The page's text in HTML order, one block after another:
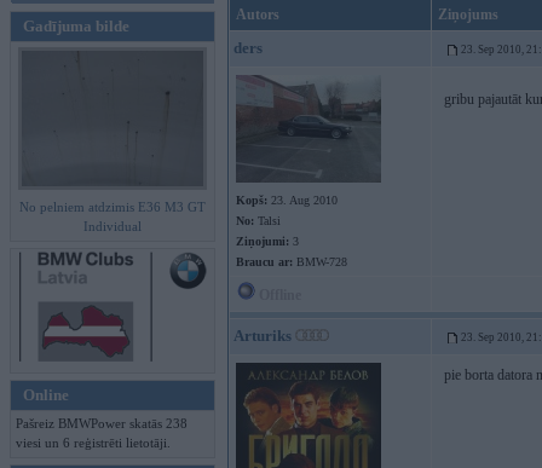
Gadījuma bilde
No pelniem atdzimis E36 M3 GT
Individual
Online
Pašreiz BMWPower skatās 238
viesi un 6 reģistrēti lietotāji.
Autors Ziņojums
ders 23. Sep 2010,
Kopš: 23. Aug 2010
No: Talsi
Ziņojumi: 3
Braucu ar: BMW-728
gribu pajautāt
Arturiks 23. Sep 2010,
pie borta datora